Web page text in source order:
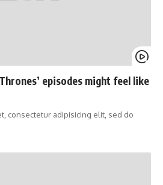
episodes might feel like
consectetur adipisicing elit, sed do